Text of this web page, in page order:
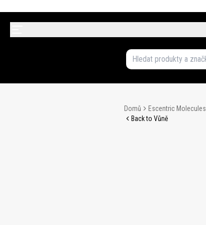
Domů Escentric Molecules
Back to Vůně